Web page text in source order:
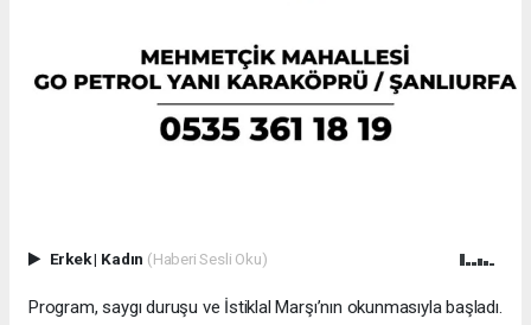
Erkek| Kadın (Haberi Sesli Oku)
Program, saygı duruşu ve İstiklal Marşı’nın okunmasıyla başladı.